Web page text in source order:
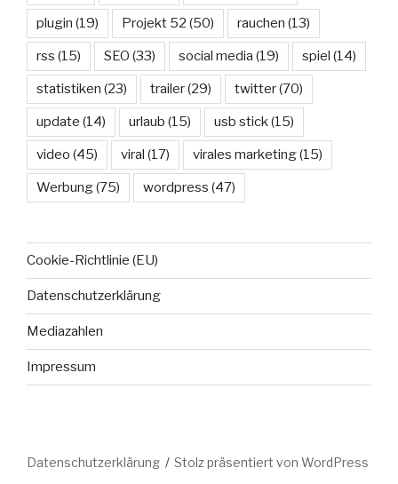
plugin (19) Projekt 52 (50) rauchen (13)
rss (15) SEO (33) social media (19) spiel (14)
statistiken (23) trailer(29) twitter(70)
update (14) urlaub (15) usb stick(15)
video (45) viral (17) virales marketing(15)
Werbung(75) wordpress (47)
Cookie-Richtlinie (EU)
Datenschutzerklärung
Mediazahlen
Impressum
Datenschutzerklärung Stolz präsentiert von WordPress